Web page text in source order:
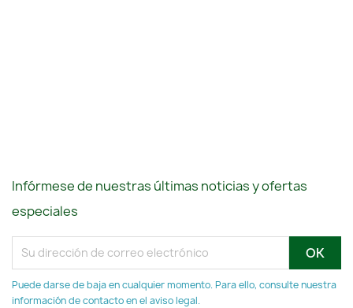
Infórmese de nuestras últimas noticias y ofertas
especiales
Puede darse de baja en cualquier momento. Para ello, consulte nuestra
información de contacto en el aviso legal.